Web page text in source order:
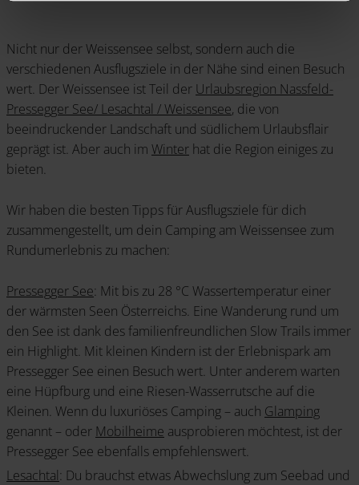
Deaktivierung finden Sie in unserer
Datenschutzerklärung.
Nicht nur der Weissensee selbst, sondern auch die
verschiedenen Ausflugsziele in der Nähe sind einen Besuch
wert. Der Weissensee ist Teil der Urlaubsregion Nassfeld-
Pressegger See/ Lesachtal / Weissensee, die von
beeindruckender Landschaft und südlichem Urlaubsflair
geprägt ist. Aber auch im Winter hat die Region einiges zu
bieten.
Wir haben die besten Tipps für Ausflugsziele für dich
zusammengestellt, um dein Camping am Weissensee zum
Rundumerlebnis zu machen:
Pressegger See: Mit bis zu 28 °C Wassertemperatur einer
der wärmsten Seen Österreichs. Eine Wanderung rund um
den See ist dank des familienfreundlichen Slow Trails immer
ein Highlight. Mit kleinen Kindern ist der Erlebnispark am
Pressegger See einen Besuch wert. Unter anderem warten
eine Hüpfburg und eine Riesen-Wasserrutsche auf die
Kleinen. Wenn du luxuriöses Camping – auch Glamping
genannt – oder Mobilheime ausprobieren möchtest, ist der
Pressegger See ebenfalls empfehlenswert.
Lesachtal: Du brauchst etwas Abwechslung zum Seebad und